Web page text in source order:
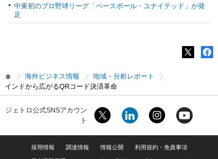
中東初のプロ野球リーグ「ベースボール・ユナイテッド」が発
足
海外ビジネス情報
地域・分析レポート
インドから広がるQRコード決済革命
ジェトロ公式SNSアカウン
ト
採用情報 調達情報 情報公開
利用規約・免責事項